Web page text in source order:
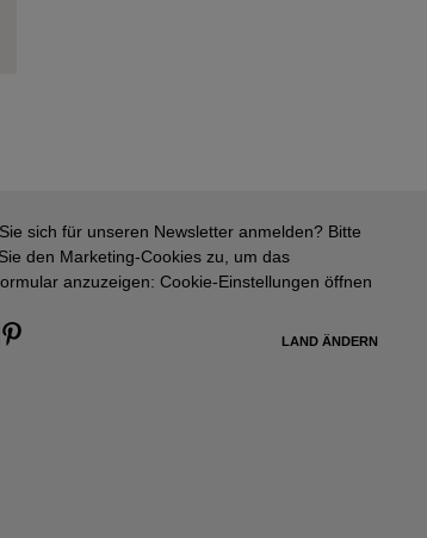
sich für unseren Newsletter anmelden? Bitte
den Marketing-Cookies zu, um das
anzuzeigen: Cookie-Einstellungen öffnen
LAND ÄNDERN